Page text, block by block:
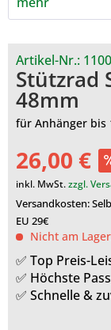
Artikel-Nr.:
Stützrad
48mm
für Anhänger bis
26,00 €
inkl. MwSt.zzgl.
Versandkosten:
EU 29€
Nicht am
✅ Top Preis-
✅ Höchste
✅ Schnelle &